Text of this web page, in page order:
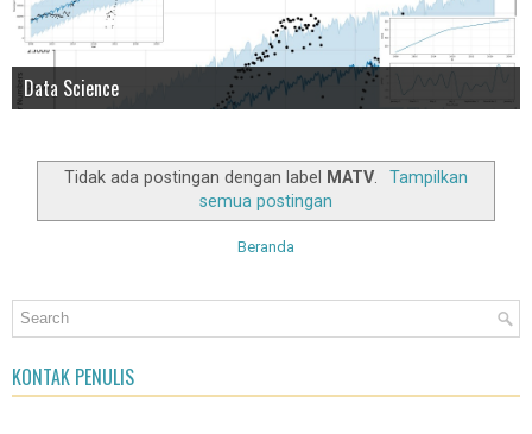
IC Timer 555 yang Multifungsi
Data Science
JAM DIGITAL 6 DIGIT TANPA MICRO FULL CMOS
Node Red - Kontrol Industri 4.0
Tidak ada postingan dengan label MATV.
Tampilkan
semua postingan
Beranda
KONTAK PENULIS